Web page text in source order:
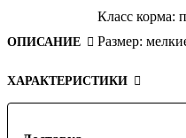
ОПИСАНИЕ
Класс корма:
Размер:
ХАРАКТЕРИСТИКИ